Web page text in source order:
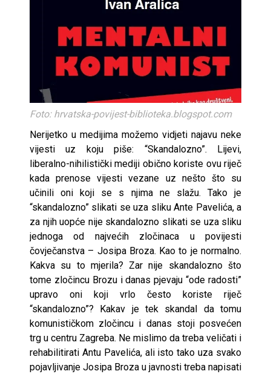
Foto: hrvatska-povijest-biblioteka.blogspot.com
Nerijetko u medijima možemo vidjeti najavu neke
vijesti uz koju piše: “Skandalozno”. Lijevi,
liberalno-nihilistički mediji obično koriste ovu riječ
kada prenose vijesti vezane uz nešto što su
učinili oni koji se s njima ne slažu. Tako je
“skandalozno” slikati se uza sliku Ante Pavelića, a
za njih uopće nije skandalozno slikati se uza sliku
jednoga od najvećih zločinaca u povijesti
čovječanstva – Josipa Broza. Kao to je normalno.
Kakva su to mjerila? Zar nije skandalozno što
tome zločincu Brozu i danas pjevaju “ode radosti”
upravo oni koji vrlo često koriste riječ
“skandalozno”? Kakav je tek skandal da tomu
komunističkom zločincu i danas stoji posvećen
trg u centru Zagreba. Ne mislimo da treba veličati i
rehabilitirati Antu Pavelića, ali isto tako uza svako
pojavljivanje Josipa Broza u javnosti treba napisati